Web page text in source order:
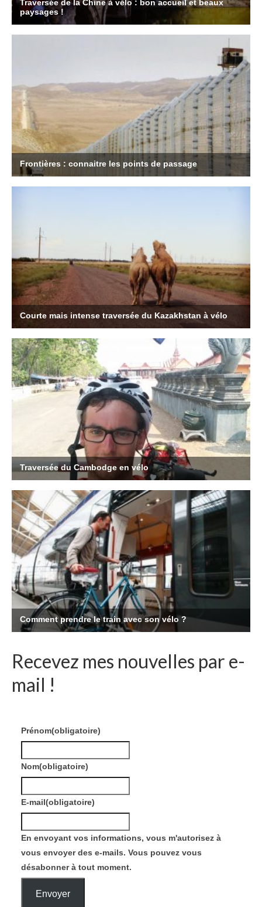
Recevez mes nouvelles par e-
mail !
Prénom(obligatoire)
Nom(obligatoire)
E-mail(obligatoire)
En envoyant vos informations, vous m'autorisez à
vous envoyer des e-mails. Vous pouvez vous
désabonner à tout moment.
Envoyer